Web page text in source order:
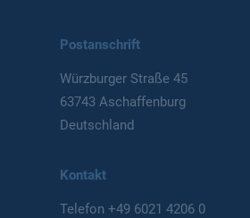
Postanschrift
Würzburger Straße 45
63743 Aschaffenburg
Deutschland
Kontakt
Telefon+49 6021 4206 0